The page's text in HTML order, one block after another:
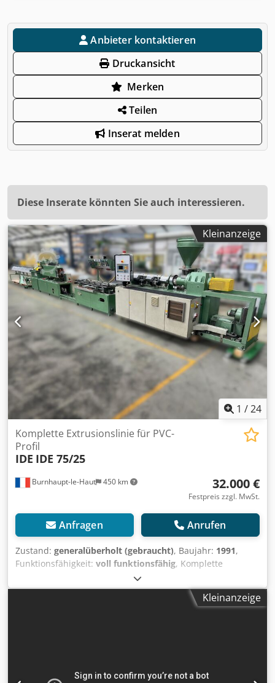
Anbieter kontaktieren
Druckansicht
Merken
Teilen
Inserat melden
Diese Inserate könnten Sie auch interessieren.
Kleinanzeige
1 /24
Burnhaupt-le-Haut 450 km
Komplette Extrusionslinie für PVC-
Profil
IDE IDE 75/25
32.000 €
Festpreis zzgl. MwSt.
Anfragen Anrufen
Zustand: generalüberholt (gebraucht), Baujahr: 1991,
Funktionsfähigkeit: voll funktionsfähig, Komplette
Extrusionslinie für PVC-Profile, vollständig überholt und
getestet EXTRUDER: • IDE 75/25 Typ ME7/3 • Einschnecken,
PVC-Profilgeometrie und Mantel in gutem Zustand •
KALIBRIERTISCH: • IDE • Länge: 2 Meter • 2
Kleinanzeige